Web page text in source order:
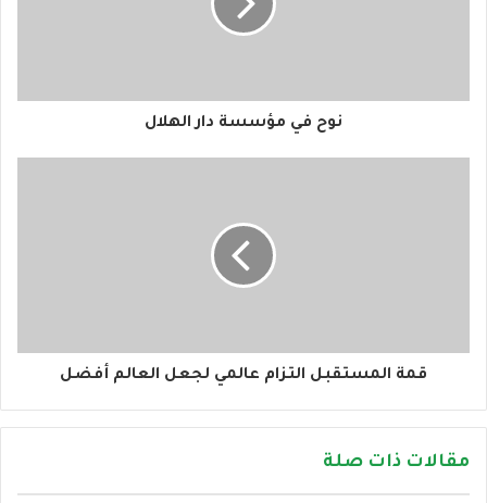
نوح في مؤسسة دار الهلال
قمة المستقبل التزام عالمي لجعل العالم أفضل
مقالات ذات صلة